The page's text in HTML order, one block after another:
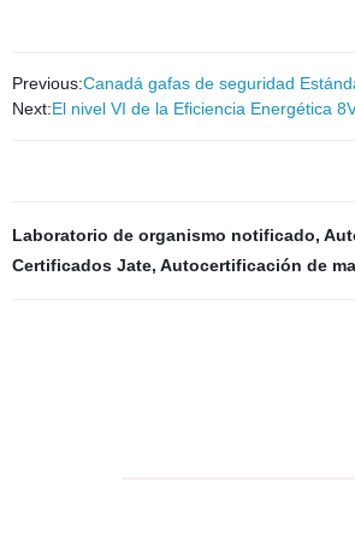
Previous:Canadá gafas de seguridad
Next:El nivel VI de la Eficiencia Energética
Laboratorio de organismo notificado,
Certificados Jate, Autocertificación de